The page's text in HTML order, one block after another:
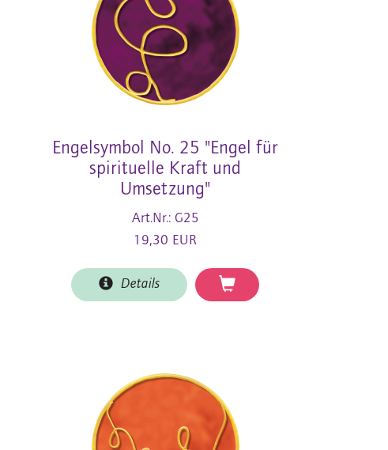
Engelsymbol No. 25 "Engel für
spirituelle Kraft und
Umsetzung"
Art.Nr.: G25
19,30 EUR
Details